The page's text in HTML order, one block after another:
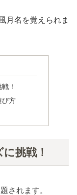
月名を覚えられま
！
び方
挑戦！
されます。